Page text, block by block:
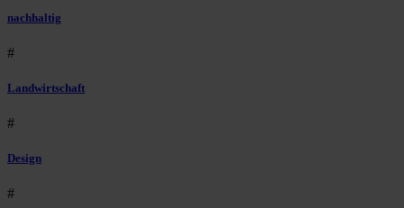
nachhaltig
#
Landwirtschaft
#
Design
#